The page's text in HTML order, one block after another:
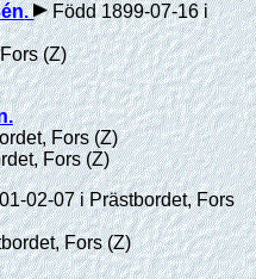
.
Född 1899-07-16 i
(Z)
.
Fors (Z)
Fors (Z)
02-07 i Prästbordet, Fors
Fors (Z)